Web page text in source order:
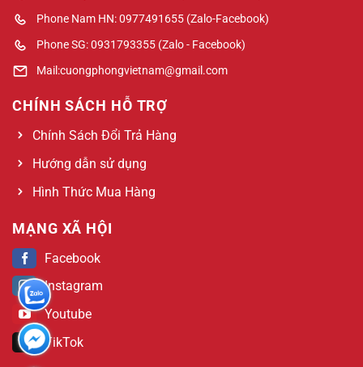
Phone Nam HN: 0977491655 (Zalo-Facebook)
Phone SG: 0931793355 (Zalo - Facebook)
Mail:cuongphongvietnam@gmail.com
CHÍNH SÁCH HỖ TRỢ
Chính Sách Đổi Trả Hàng
Hướng dẫn sử dụng
Hình Thức Mua Hàng
MẠNG XÃ HỘI
Facebook
Instagram
Youtube
TikTok